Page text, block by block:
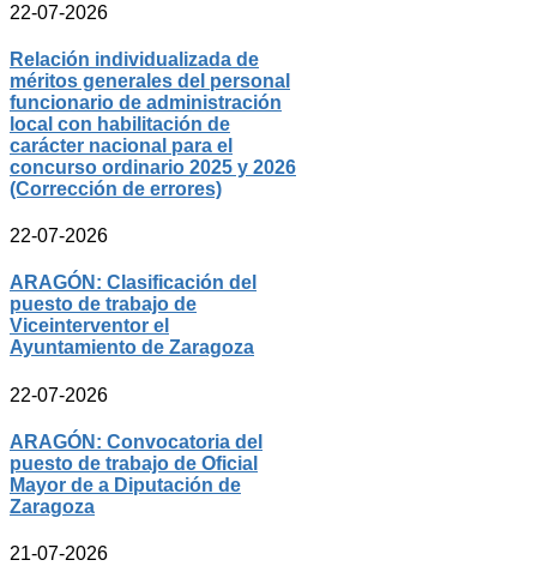
22-07-2026
Relación individualizada de
méritos generales del personal
funcionario de administración
local con habilitación de
carácter nacional para el
concurso ordinario 2025 y 2026
(Corrección de errores)
22-07-2026
ARAGÓN: Clasificación del
puesto de trabajo de
Viceinterventor el
Ayuntamiento de Zaragoza
22-07-2026
ARAGÓN: Convocatoria del
puesto de trabajo de Oficial
Mayor de a Diputación de
Zaragoza
21-07-2026